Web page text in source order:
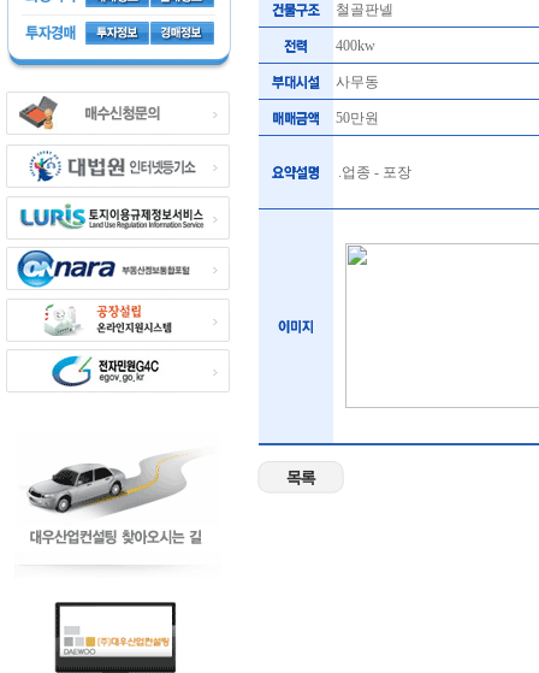
철골판넬
400kw
사무동
50만원
.업종 - 포장